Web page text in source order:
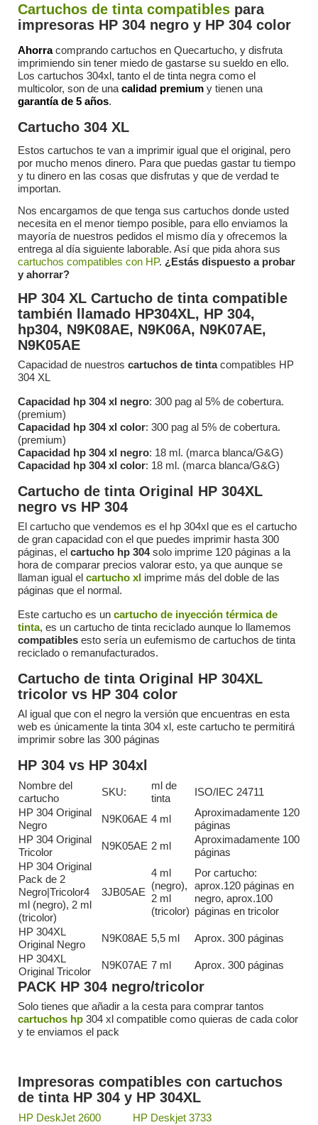
Cartuchos de tinta compatibles para
impresoras HP 304 negro y HP 304 color
Ahorra comprando cartuchos en Quecartucho, y disfruta
imprimiendo sin tener miedo de gastarse su sueldo en ello.
Los cartuchos 304xl, tanto el de tinta negra como el
multicolor, son de una calidad premium y tienen una
garantía de 5 años.
Cartucho 304 XL
Estos cartuchos te van a imprimir igual que el original, pero
por mucho menos dinero. Para que puedas gastar tu tiempo
y tu dinero en las cosas que disfrutas y que de verdad te
importan.
Nos encargamos de que tenga sus cartuchos donde usted
necesita en el menor tiempo posible, para ello enviamos la
mayoría de nuestros pedidos el mismo día y ofrecemos la
entrega al día siguiente laborable. Así que pida ahora sus
cartuchos compatibles con HP. ¿Estás dispuesto a probar
y ahorrar?
HP 304 XL Cartucho de tinta compatible
también llamado HP304XL, HP 304,
hp304, N9K08AE, N9K06A, N9K07AE,
N9K05AE
Capacidad de nuestros cartuchos de tintacompatibles HP
304 XL
Capacidad hp 304 xl negro: 300 pag al 5% de cobertura.
(premium)
Capacidad hp 304 xl color: 300 pag al 5% de cobertura.
(premium)
Capacidad hp 304 xl negro: 18 ml. (marca blanca/G&G)
Capacidad hp 304 xl color: 18 ml. (marca blanca/G&G)
Cartucho de tinta Original HP 304XL
negro vs HP 304
El cartucho que vendemos es el hp 304xl que es el cartucho
de gran capacidad con el que puedes imprimir hasta 300
páginas, el cartucho hp 304solo imprime 120 páginas a la
hora de comparar precios valorar esto, ya que aunque se
llaman igual el cartucho xl imprime más del doble de las
páginas que el normal.
Este cartucho es un cartucho de inyección térmica de
tinta, es un cartucho de tinta reciclado aunque lo llamemos
compatibles esto sería un eufemismo de cartuchos de tinta
reciclado o remanufacturados.
Cartucho de tinta Original HP 304XL
tricolor vs HP 304 color
Al igual que con el negro la versión que encuentras en esta
web es únicamente la tinta 304 xl, este cartucho te permitirá
imprimir sobre las 300 páginas
HP 304 vs HP 304xl
Nombre del
cartucho
SKU:
ml de
tinta
ISO/IEC 24711
HP 304 Original
Negro
N9K06AE 4 ml
Aproximadamente 120
páginas
HP 304 Original
Tricolor
N9K05AE 2 ml
Aproximadamente 100
páginas
HP 304 Original
Pack de 2
Negro|Tricolor4
ml (negro), 2 ml
(tricolor)
3JB05AE
4 ml
(negro),
2 ml
(tricolor)
Por cartucho:
aprox.120 páginas en
negro, aprox.100
páginas en tricolor
HP 304XL
Original Negro
N9K08AE 5,5 ml
Aprox. 300 páginas
HP 304XL
Original Tricolor
N9K07AE 7 ml Aprox. 300 páginas
PACK HP 304 negro/tricolor
Solo tienes que añadir a la cesta para comprar tantos
cartuchos hp 304 xl compatible como quieras de cada color
y te enviamos el pack
Impresoras compatibles con cartuchos
de tinta HP 304 y HP 304XL
HP DeskJet 2600 HP Deskjet 3733